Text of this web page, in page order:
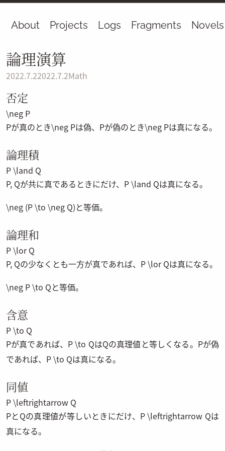
About Projects Logs Fragments Novels
論理演算
2022.7.22022.7.2Math
否定
\neg P
Pが真のとき\neg Pは偽、 Pが偽のとき\neg Pは真になる。
論理積
P \land Q
P, Qが共に真であるときにだけ、 P \land Qは真になる。
\neg (P \to \neg Q)と等価。
論理和
P \lor Q
P, Qの少なくとも一方が真であれば、 P \lor Qは真になる。
\neg P \to Qと等価。
含意
P \to Q
Pが真であれば、 P \to QはQの真理値と等しくなる。 Pが偽
であれば、 P \to Qは真になる。
同値
P \leftrightarrow Q
PとQの真理値が等しいときにだけ、 P \leftrightarrow Qは
真になる。